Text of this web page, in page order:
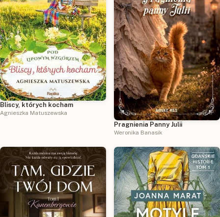
Bliscy, których kocham
Agnieszka Matuszewska
Pragnienia Panny Julii
Weronika Banasik